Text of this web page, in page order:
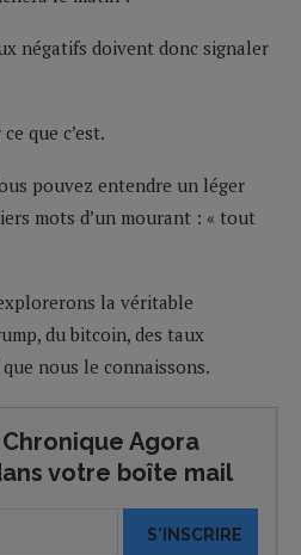
négatifs doivent donc signaler
que c’est.
pouvez entendre un léger
mots d’un mourant : « tout
la véritable
du bitcoin, des taux
nous le connaissons.
Agora
votre boîte mail
S'INSCRIRE